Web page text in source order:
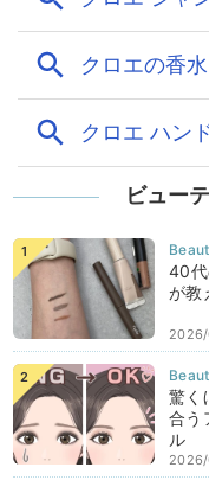
ビュー
40代
が教
驚く
合う
ル